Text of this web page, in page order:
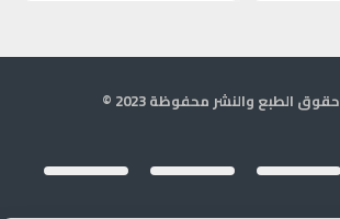
حقوق الطبع والنشر محفوظة 2023 ©